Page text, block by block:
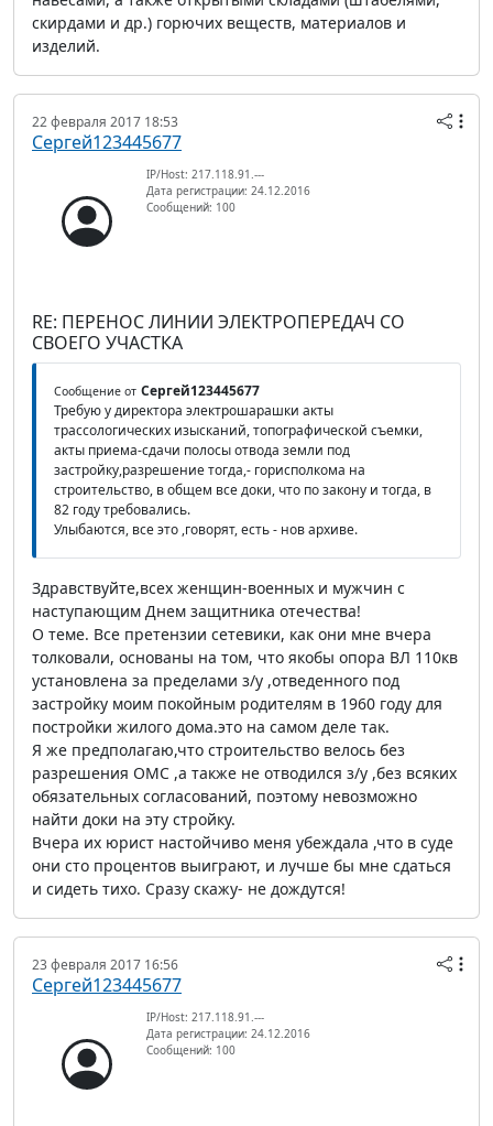
скирдами и др.) горючих веществ, материалов и
изделий.
22 февраля 2017 18:53
Сергей123445677
IP/Host: 217.118.91.---
Дата регистрации: 24.12.2016
Сообщений: 100
RE: ПЕРЕНОС ЛИНИИ ЭЛЕКТРОПЕРЕДАЧ СО
СВОЕГО УЧАСТКА
Сообщение от Сергей123445677
Требую у директора электрошарашки акты
трассологических изысканий, топографической съемки,
акты приема-сдачи полосы отвода земли под
застройку,разрешение тогда,- горисполкома на
строительство, в общем все доки, что по закону и тогда, в
82 году требовались.
Улыбаются, все это ,говорят, есть - нов архиве.
Здравствуйте,всех женщин-военных и мужчин с
наступающим Днем защитника отечества!
О теме. Все претензии сетевики, как они мне вчера
толковали, основаны на том, что якобы опора ВЛ 110кв
установлена за пределами з/у ,отведенного под
застройку моим покойным родителям в 1960 году для
постройки жилого дома.это на самом деле так.
Я же предполагаю,что строительство велось без
разрешения ОМС ,а также не отводился з/у ,без всяких
обязательных согласований, поэтому невозможно
найти доки на эту стройку.
Вчера их юрист настойчиво меня убеждала ,что в суде
они сто процентов выиграют, и лучше бы мне сдаться
и сидеть тихо. Сразу скажу- не дождутся!
23 февраля 2017 16:56
Сергей123445677
IP/Host: 217.118.91.---
Дата регистрации: 24.12.2016
Сообщений: 100